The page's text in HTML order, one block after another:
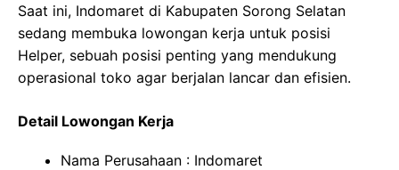
Saat ini, Indomaret di Kabupaten Sorong Selatan
sedang membuka lowongan kerja untuk posisi
Helper, sebuah posisi penting yang mendukung
operasional toko agar berjalan lancar dan efisien.
Detail Lowongan Kerja
Nama Perusahaan : Indomaret